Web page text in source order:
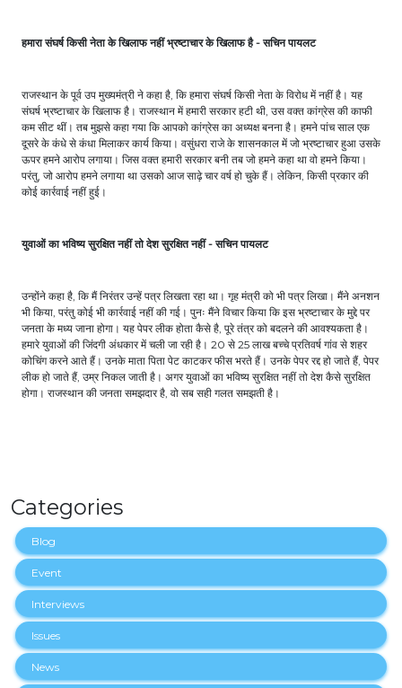
हमारा संघर्ष किसी नेता के खिलाफ नहीं भ्रष्टाचार के खिलाफ है - सचिन पायलट
राजस्थान के पूर्व उप मुख्यमंत्री ने कहा है, कि हमारा संघर्ष किसी नेता के विरोध में नहीं है। यह
संघर्ष भ्रष्टाचार के खिलाफ है। राजस्थान में हमारी सरकार हटी थी, उस वक्त कांग्रेस की काफी
कम सीट थीं। तब मुझसे कहा गया कि आपको कांग्रेस का अध्यक्ष बनना है। हमने पांच साल एक
दूसरे के कंधे से कंधा मिलाकर कार्य किया। वसुंधरा राजे के शासनकाल में जो भ्रष्टाचार हुआ उसके
ऊपर हमने आरोप लगाया। जिस वक्त हमारी सरकार बनी तब जो हमने कहा था वो हमने किया।
परंतु, जो आरोप हमने लगाया था उसको आज साढ़े चार वर्ष हो चुके हैं। लेकिन, किसी प्रकार की
कोई कार्रवाई नहीं हुई।
युवाओं का भविष्य सुरक्षित नहीं तो देश सुरक्षित नहीं - सचिन पायलट
उन्होंने कहा है, कि मैं निरंतर उन्हें पत्र लिखता रहा था। गृह मंत्री को भी पत्र लिखा। मैंने अनशन
भी किया, परंतु कोई भी कार्रवाई नहीं की गई। पुनः मैंने विचार किया कि इस भ्रष्टाचार के मुद्दे पर
जनता के मध्य जाना होगा। यह पेपर लीक होता कैसे है, पूरे तंत्र को बदलने की आवश्यकता है।
हमारे युवाओं की जिंदगी अंधकार में चली जा रही है। 20 से 25 लाख बच्चे प्रतिवर्ष गांव से शहर
कोचिंग करने आते हैं। उनके माता पिता पेट काटकर फीस भरते हैं। उनके पेपर रद्द हो जाते हैं, पेपर
लीक हो जाते हैं, उम्र निकल जाती है। अगर युवाओं का भविष्य सुरक्षित नहीं तो देश कैसे सुरक्षित
होगा। राजस्थान की जनता समझदार है, वो सब सही गलत समझती है।
Categories
Blog
Event
Interviews
Issues
News